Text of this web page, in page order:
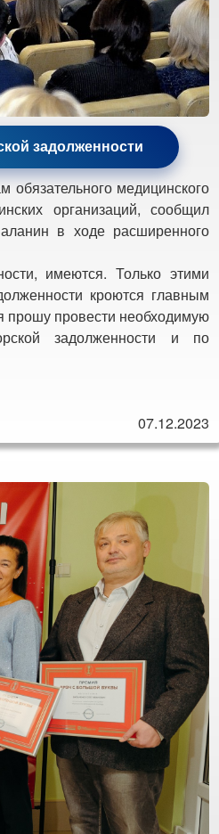
задолженности
медицинского
организаций, сообщил
в ходе расширенного
имеются. Только этими
кроются главным
прошу провести необходимую
задолженности и по
07.12.2023